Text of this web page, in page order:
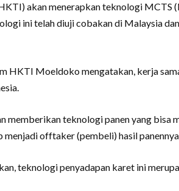
akan menerapkan teknologi MCTS
ini telah diuji cobakan di Malaysia
HKTI Moeldoko mengatakan, kerja
memberikan teknologi panen yang bisa
menjadi offtaker (pembeli) hasil
teknologi penyadapan karet ini